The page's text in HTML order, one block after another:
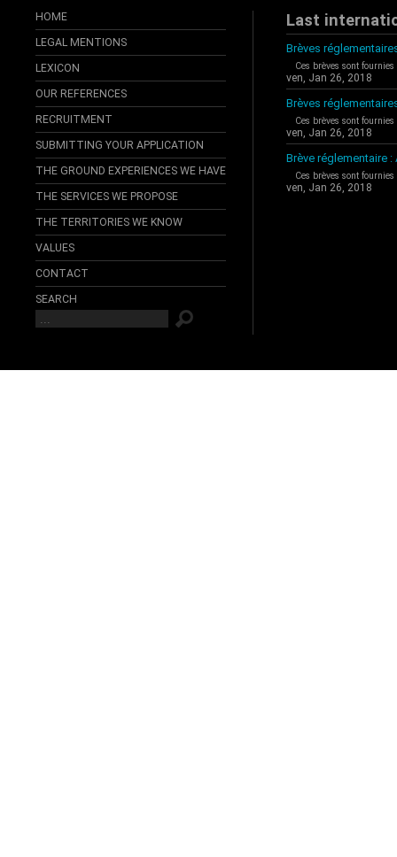
HOME
LEGAL MENTIONS
LEXICON
OUR REFERENCES
RECRUITMENT
SUBMITTING YOUR APPLICATION
THE GROUND EXPERIENCES WE HAVE
THE SERVICES WE PROPOSE
THE TERRITORIES WE KNOW
VALUES
CONTACT
SEARCH
Last
Brèves
Ces brèves sont
ven, Jan 26, 2018
Brèves
Ces brèves sont
ven, Jan 26, 2018
Brève réglementaire :
Ces brèves sont
ven, Jan 26, 2018